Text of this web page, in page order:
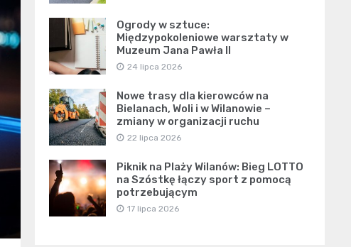
Ogrody w sztuce:
Międzypokoleniowe warsztaty w
Muzeum Jana Pawła II
24 lipca 2026
Nowe trasy dla kierowców na
Bielanach, Woli i w Wilanowie –
zmiany w organizacji ruchu
22 lipca 2026
Piknik na Plaży Wilanów: Bieg LOTTO
na Szóstkę łączy sport z pomocą
potrzebującym
17 lipca 2026